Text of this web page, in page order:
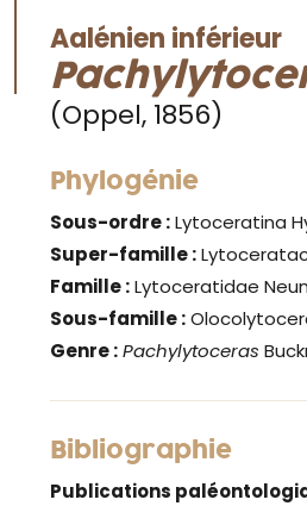
Aalénien inférieur
(Oppel, 1856)
Phylogénie
Sous-ordre :Lytoceratina
Super-famille :
Famille :Lytoceratidae
Sous-famille :
Genre :Pachylytoceras
Bibliographie
Publications